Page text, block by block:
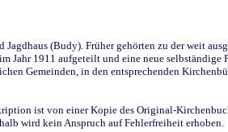
(Budy). Früher gehörten zu der weit
Jahr 1911 aufgeteilt und eine neue
Gemeinden, in den entsprechenden
ist von einer Kopie des Original-
wird kein Anspruch auf Fehlerfreiheit erhoben.